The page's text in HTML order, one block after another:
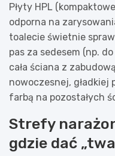
Płyty HPL
odporna na
toalecie świetnie
pas za sedesem (np.
cała ściana z
nowoczesnej, gładkiej
farbą na pozostałych
Strefy
gdzie dać